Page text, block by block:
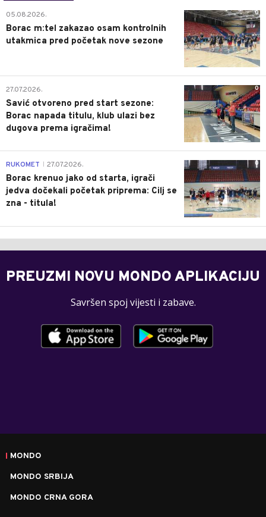
0
05.08.2026.
Borac m:tel zakazao osam kontrolnih
utakmica pred početak nove sezone
0
27.07.2026.
Savić otvoreno pred start sezone:
Borac napada titulu, klub ulazi bez
dugova prema igračima!
0
RUKOMET 27.07.2026.
Borac krenuo jako od starta, igrači
jedva dočekali početak priprema: Cilj se
zna - titula!
PREUZMI NOVU MONDO APLIKACIJU
Savršen spoj vijesti i zabave.
MONDO
MONDO SRBIJA
MONDO CRNA GORA